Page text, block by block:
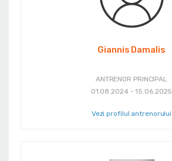
Giannis Damalis
ANTRENOR PRINCIPAL
01.08.2024 - 15.06.2025
Vezi profilul antrenorului